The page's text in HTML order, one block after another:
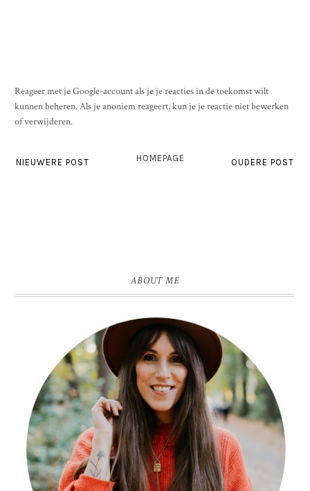
Reageer met je Google-account als je je reacties in de toekomst wilt
kunnen beheren. Als je anoniem reageert, kun je je reactie niet bewerken
of verwijderen.
NIEUWERE POST OUDERE POST
HOMEPAGE
ABOUT ME